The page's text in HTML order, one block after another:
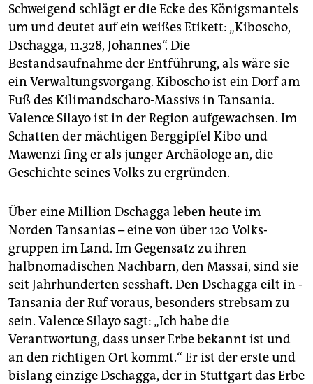
hohen Wert haben, bestehen teils seit Jahrzehnten
Rückgabeforderungen. Der berühmteste Fall sind die
„Benin-Bronzen“ aus der ehemals britischen Kolonie
Nigeria. 22 dieser Skulpturen gab Deutschland 2022
an Nigeria zurück. Weitere Kulturgüterrückgaben
gingen in die ehemaligen deutschen Kolonien
Namibia und Samoa. Aktuelle Rückgabeforderungen
kommen von zivilgesellschaftlichen Organisationen
und Herkunft-Communities, etwa aus Kamerun. Dort,
in Ghana und in Tansania (alles ehemalige deutsche
Kolonien) haben sich auch Gremien zur Artikulation
von Restitutionsforderungen gebildet. Von ihnen
staatlicher Seite geben.(jfl)
Schweigend schlägt er die Ecke des Königs­mantels
um und deutet auf ein weißes Etikett: „Kiboscho,
Dschagga, 11.328, Johannes“. Die
Bestandsaufnahme der Entführung, als wäre sie
ein Verwaltungsvorgang. Kiboscho ist ein Dorf am
Fuß des Kilimandscharo-Massivs in Tansania.
Valence Silayo ist in der Region aufgewachsen. Im
Schatten der mächtigen Berggipfel Kibo und
Mawenzi fing er als junger Archäologe an, die
Geschichte seines Volks zu ergründen.
Über eine Million Dschagga leben heute im
Norden Tansanias – eine von über 120 Volks­
gruppen im Land. Im Gegensatz zu ihren
halbnomadischen Nachbarn, den Massai, sind sie
seit Jahrhunderten sesshaft. Den Dschagga eilt in ­
Tansania der Ruf voraus, besonders strebsam zu
sein. Valence Silayo sagt: „Ich habe die
Verantwortung, dass unser Erbe bekannt ist und
an den richtigen Ort kommt.“ Er ist der erste und
bislang einzige Dschagga, der in Stuttgart das Erbe